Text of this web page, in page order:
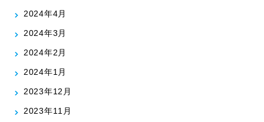
2024年4月
2024年3月
2024年2月
2024年1月
2023年12月
2023年11月